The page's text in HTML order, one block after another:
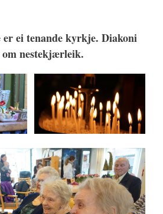
ei tenande kyrkje. Diakoni
nestekjærleik.